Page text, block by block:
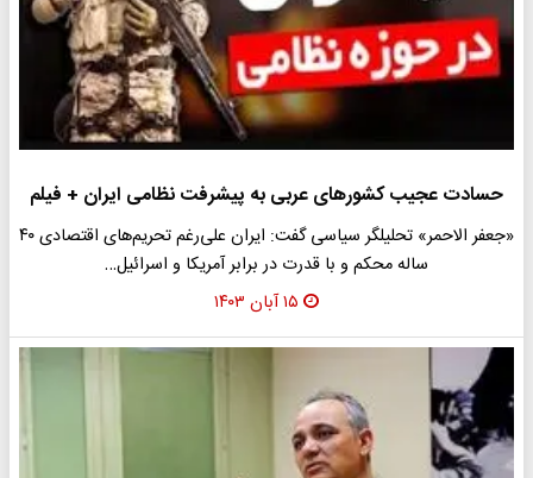
حسادت عجیب کشورهای عربی به پیشرفت نظامی ایران + فیلم
«جعفر الاحمر» تحلیلگر سیاسی گفت: ایران علی‌رغم تحریم‌های اقتصادی ۴۰
ساله محکم و با قدرت در برابر آمریکا و اسرائیل…
۱۵ آبان ۱۴۰۳